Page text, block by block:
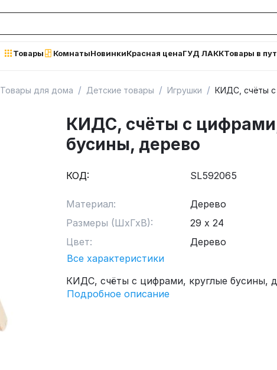
Товары КомнатыНовинкиКрасная ценаГУД ЛАККТовары в
Товары для дома / Детские товары / Игрушки / КИДС, счёты с
КИДС, счёты с
бусины, дерево
КОД: SL592065
Материал:
Дерево
Размеры (ШхГхВ):
29 х 24
Цвет:
Дерево
Все характеристики
КИДС, счёты с цифрами, круглые бусины,
Подробное описание